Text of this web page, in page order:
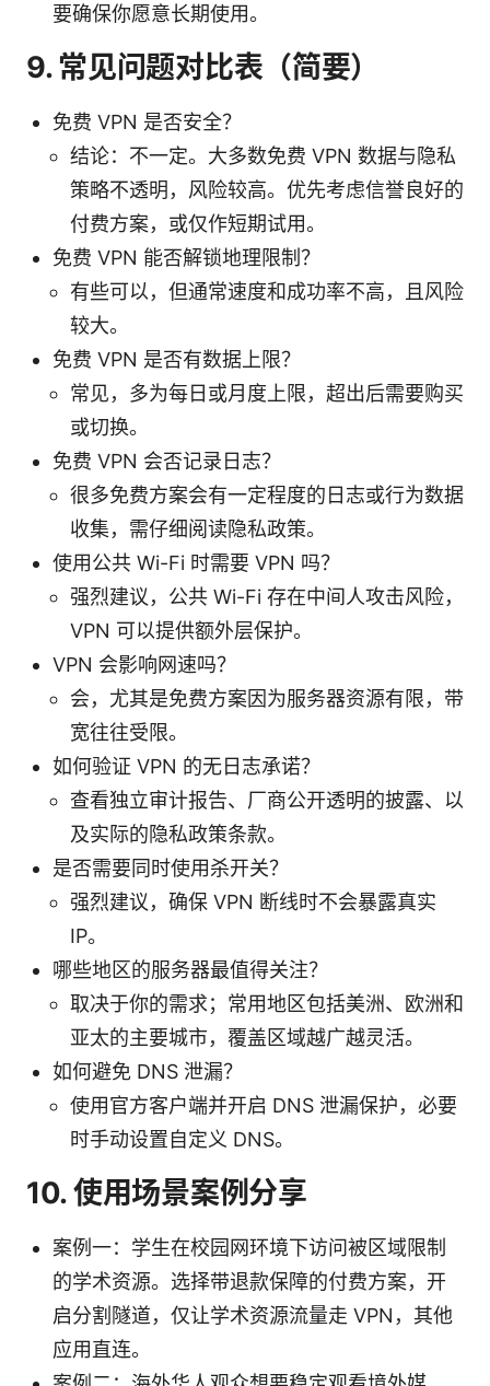
要确保你愿意长期使用。
9. 常见问题对比表（简要）
免费 VPN 是否安全？
结论：不一定。大多数免费 VPN 数据与隐私
策略不透明，风险较高。优先考虑信誉良好的
付费方案，或仅作短期试用。
免费 VPN 能否解锁地理限制？
有些可以，但通常速度和成功率不高，且风险
较大。
免费 VPN 是否有数据上限？
常见，多为每日或月度上限，超出后需要购买
或切换。
免费 VPN 会否记录日志？
很多免费方案会有一定程度的日志或行为数据
收集，需仔细阅读隐私政策。
使用公共 Wi-Fi 时需要 VPN 吗？
强烈建议，公共 Wi-Fi 存在中间人攻击风险，
VPN 可以提供额外层保护。
VPN 会影响网速吗？
会，尤其是免费方案因为服务器资源有限，带
宽往往受限。
如何验证 VPN 的无日志承诺？
查看独立审计报告、厂商公开透明的披露、以
及实际的隐私政策条款。
是否需要同时使用杀开关？
强烈建议，确保 VPN 断线时不会暴露真实
IP。
哪些地区的服务器最值得关注？
取决于你的需求；常用地区包括美洲、欧洲和
亚太的主要城市，覆盖区域越广越灵活。
如何避免 DNS 泄漏？
使用官方客户端并开启 DNS 泄漏保护，必要
时手动设置自定义 DNS。
10. 使用场景案例分享
案例一：学生在校园网环境下访问被区域限制
的学术资源。选择带退款保障的付费方案，开
启分割隧道，仅让学术资源流量走 VPN，其他
应用直连。